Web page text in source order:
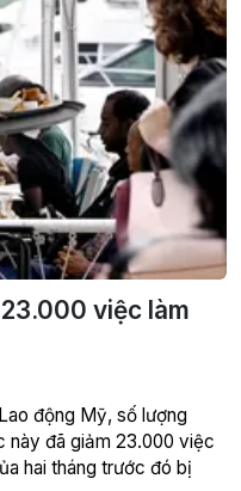
việc làm
động Mỹ, số lượng
này đã giảm 23.000 việc
hai tháng trước đó bị